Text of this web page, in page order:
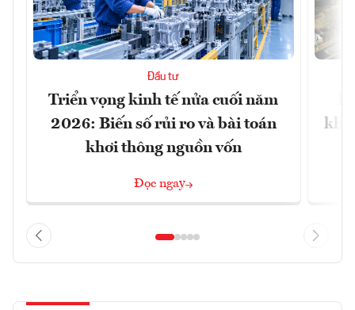
Đầu tư
Triển vọng kinh tế nửa cuối năm
2026: Biến số rủi ro và bài toán
khơi thông nguồn vốn
Đọc ngay